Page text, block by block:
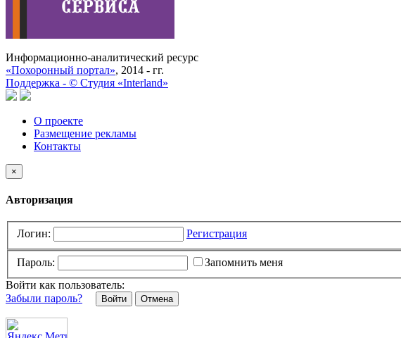
Информационно-аналитический ресурс
«Похоронный портал», 2014 - гг.
Поддержка - © Cтудия «Interland»
О проекте
Размещение рекламы
Контакты
×
Авторизация
Логин: Регистрация
Пароль:
Запомнить меня
Войти как пользователь:
Забыли пароль?
Отмена